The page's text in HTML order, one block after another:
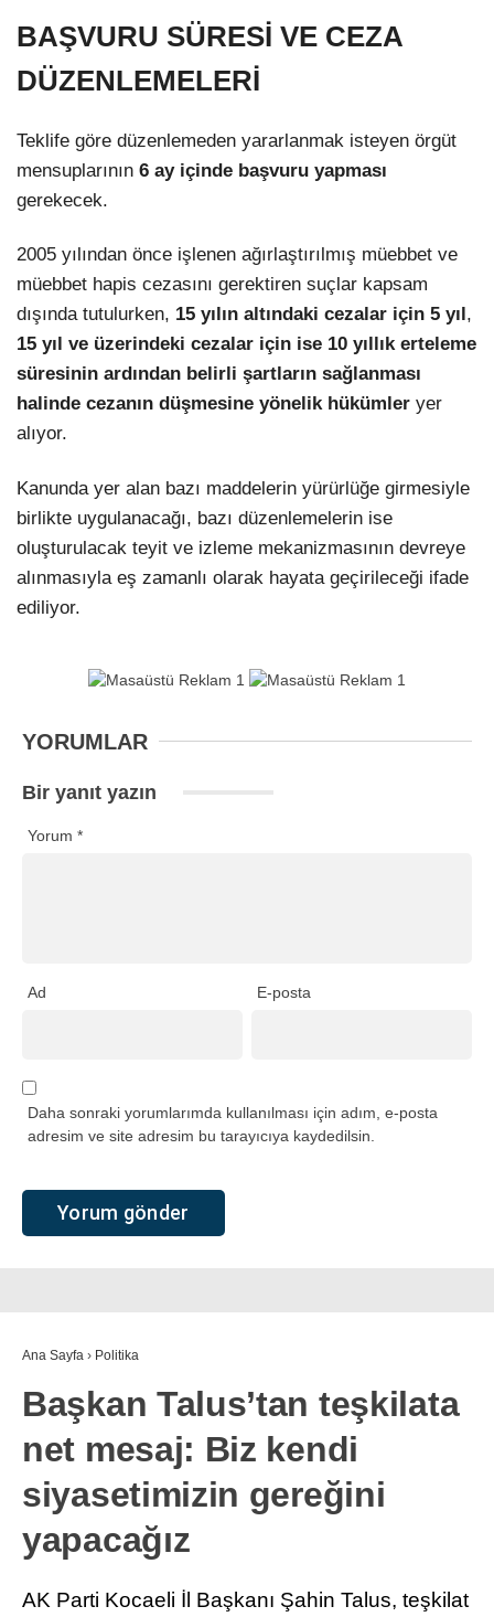
BAŞVURU SÜRESİ VE CEZA
DÜZENLEMELERİ
Teklife göre düzenlemeden yararlanmak isteyen örgüt
mensuplarının 6 ay içinde başvuru yapması
gerekecek.
2005 yılından önce işlenen ağırlaştırılmış müebbet ve
müebbet hapis cezasını gerektiren suçlar kapsam
dışında tutulurken, 15 yılın altındaki cezalar için 5 yıl ,
15 yıl ve üzerindeki cezalar için ise 10 yıllık erteleme
süresinin ardından belirli şartların sağlanması
halinde cezanın düşmesine yönelik hükümler yer
alıyor.
Kanunda yer alan bazı maddelerin yürürlüğe girmesiyle
birlikte uygulanacağı, bazı düzenlemelerin ise
oluşturulacak teyit ve izleme mekanizmasının devreye
alınmasıyla eş zamanlı olarak hayata geçirileceği ifade
ediliyor.
YORUMLAR
Bir yanıt yazın
Yorum *
Ad E-posta
Daha sonraki yorumlarımda kullanılması için adım, e-posta
adresim ve site adresim bu tarayıcıya kaydedilsin.
Ana Sayfa › Politika
Başkan Talus’tan teşkilata
net mesaj: Biz kendi
siyasetimizin gereğini
yapacağız
AK Parti Kocaeli İl Başkanı Şahin Talus, teşkilat